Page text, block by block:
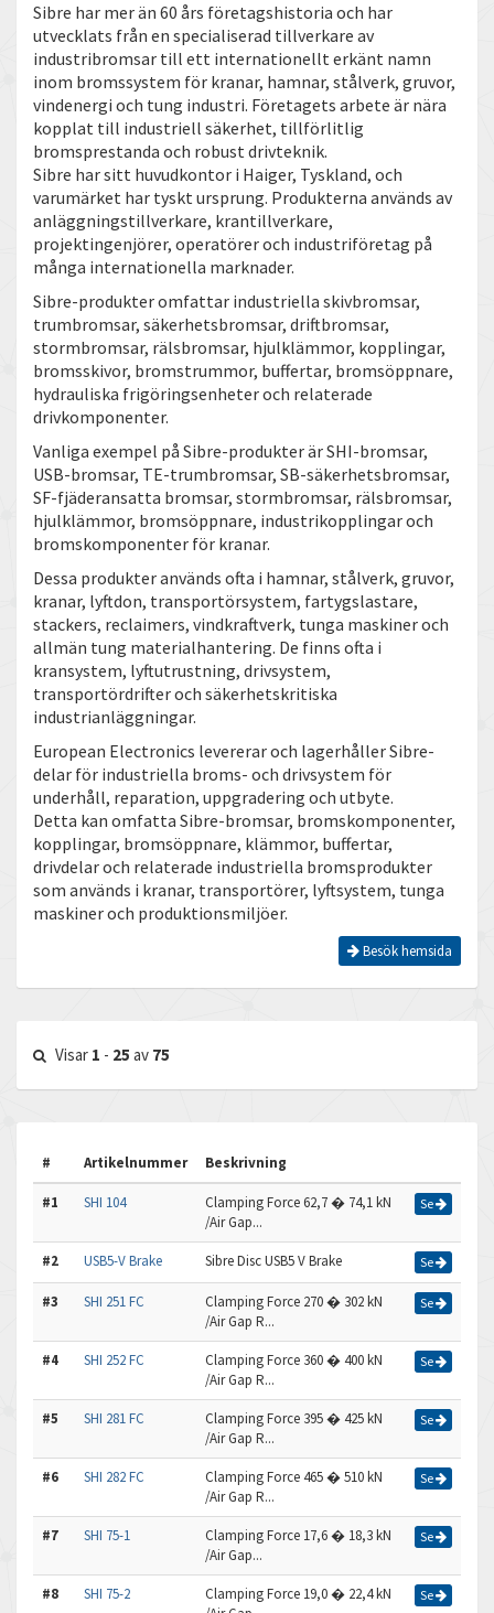
Sibre har mer än 60 års företagshistoria och har
utvecklats från en specialiserad tillverkare av
industribromsar till ett internationellt erkänt namn
inom bromssystem för kranar, hamnar, stålverk, gruvor,
vindenergi och tung industri. Företagets arbete är nära
kopplat till industriell säkerhet, tillförlitlig
bromsprestanda och robust drivteknik.
Sibre har sitt huvudkontor i Haiger, Tyskland, och
varumärket har tyskt ursprung. Produkterna används av
anläggningstillverkare, krantillverkare,
projektingenjörer, operatörer och industriföretag på
många internationella marknader.
Sibre-produkter omfattar industriella skivbromsar,
trumbromsar, säkerhetsbromsar, driftbromsar,
stormbromsar, rälsbromsar, hjulklämmor, kopplingar,
bromsskivor, bromstrummor, buffertar, bromsöppnare,
hydrauliska frigöringsenheter och relaterade
drivkomponenter.
Vanliga exempel på Sibre-produkter är SHI-bromsar,
USB-bromsar, TE-trumbromsar, SB-säkerhetsbromsar,
SF-fjäderansatta bromsar, stormbromsar, rälsbromsar,
hjulklämmor, bromsöppnare, industrikopplingar och
bromskomponenter för kranar.
Dessa produkter används ofta i hamnar, stålverk, gruvor,
kranar, lyftdon, transportörsystem, fartygslastare,
stackers, reclaimers, vindkraftverk, tunga maskiner och
allmän tung materialhantering. De finns ofta i
kransystem, lyftutrustning, drivsystem,
transportördrifter och säkerhetskritiska
industrianläggningar.
European Electronics levererar och lagerhåller Sibre-
delar för industriella broms- och drivsystem för
underhåll, reparation, uppgradering och utbyte.
Detta kan omfatta Sibre-bromsar, bromskomponenter,
kopplingar, bromsöppnare, klämmor, buffertar,
drivdelar och relaterade industriella bromsprodukter
som används i kranar, transportörer, lyftsystem, tunga
maskiner och produktionsmiljöer.
Besök hemsida
Visar 1 - 25 av 75
# Artikelnummer Beskrivning
#1 SHI 104
Clamping Force 62,7 � 74,1 kN
/Air Gap...
Se
#2 USB5-V Brake Sibre Disc USB5 V Brake Se
#3 SHI 251 FC
Clamping Force 270 � 302 kN
/Air Gap R...
Se
#4 SHI 252 FC
Clamping Force 360 � 400 kN
/Air Gap R...
Se
#5 SHI 281 FC
Clamping Force 395 � 425 kN
/Air Gap R...
Se
#6 SHI 282 FC
Clamping Force 465 � 510 kN
/Air Gap R...
Se
#7 SHI 75-1
Clamping Force 17,6 � 18,3 kN
/Air Gap...
Se
#8 SHI 75-2
Clamping Force 19,0 � 22,4 kN
Se